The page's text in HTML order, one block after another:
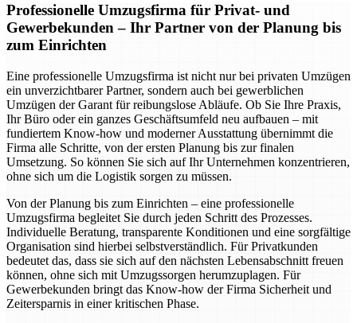
Professionelle Umzugsfirma für Privat- und
Gewerbekunden – Ihr Partner von der Planung bis
zum Einrichten
Eine professionelle Umzugsfirma ist nicht nur bei privaten Umzügen
ein unverzichtbarer Partner, sondern auch bei gewerblichen
Umzügen der Garant für reibungslose Abläufe. Ob Sie Ihre Praxis,
Ihr Büro oder ein ganzes Geschäftsumfeld neu aufbauen – mit
fundiertem Know-how und moderner Ausstattung übernimmt die
Firma alle Schritte, von der ersten Planung bis zur finalen
Umsetzung. So können Sie sich auf Ihr Unternehmen konzentrieren,
ohne sich um die Logistik sorgen zu müssen.
Von der Planung bis zum Einrichten – eine professionelle
Umzugsfirma begleitet Sie durch jeden Schritt des Prozesses.
Individuelle Beratung, transparente Konditionen und eine sorgfältige
Organisation sind hierbei selbstverständlich. Für Privatkunden
bedeutet das, dass sie sich auf den nächsten Lebensabschnitt freuen
können, ohne sich mit Umzugssorgen herumzuplagen. Für
Gewerbekunden bringt das Know-how der Firma Sicherheit und
Zeitersparnis in einer kritischen Phase.